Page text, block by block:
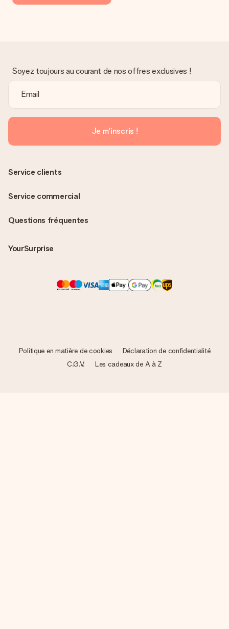
Soyez toujours au courant de nos offres exclusives !
Je m'inscris !
Questions fréquentes
YourSurprise
Service clients
Service commercial
Politique en matière de cookies
Déclaration de confidentialité
C.G.V.
Les cadeaux de A à Z